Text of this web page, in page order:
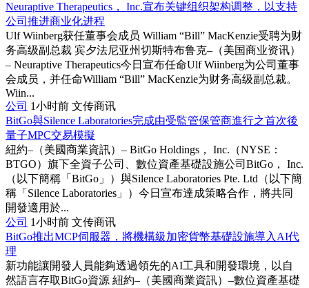
Neuraptive Therapeutics， Inc.宣布关键组织架构调整，以支持
公司推进商业化进程
Ulf Wiinberg获任董事会成员 William “Bill” MacKenzie受聘为财
务高级副总裁 宾夕法尼亚州切斯特布鲁克–（美国商业资讯）
– Neuraptive Therapeutics今日宣布任命Ulf Wiinberg为公司董事
会成员，并任命William “Bill” MacKenzie为财务高级副总裁。
Wiin...
公司 1小时前 文传商讯
BitGo與Silence Laboratories完成由受監管保管商進行之首次後
量子MPC交易模擬
紐約–（美國商業資訊）– BitGo Holdings， Inc.（NYSE：
BTGO）旗下全資子公司、數位資產基礎設施公司BitGo， Inc.
（以下簡稱「BitGo」）與Silence Laboratories Pte. Ltd（以下簡
稱「Silence Laboratories」）今日宣布達成策略合作，將共同
開發適用於...
公司 1小时前 文传商讯
BitGo推出MCP伺服器，將機構級加密貨幣基礎設施導入AI代
理
新功能讓開發人員能夠透過領先的AI工具和開發環境，以自
然語言存取BitGo資源 紐約–（美國商業資訊）–數位資產基礎